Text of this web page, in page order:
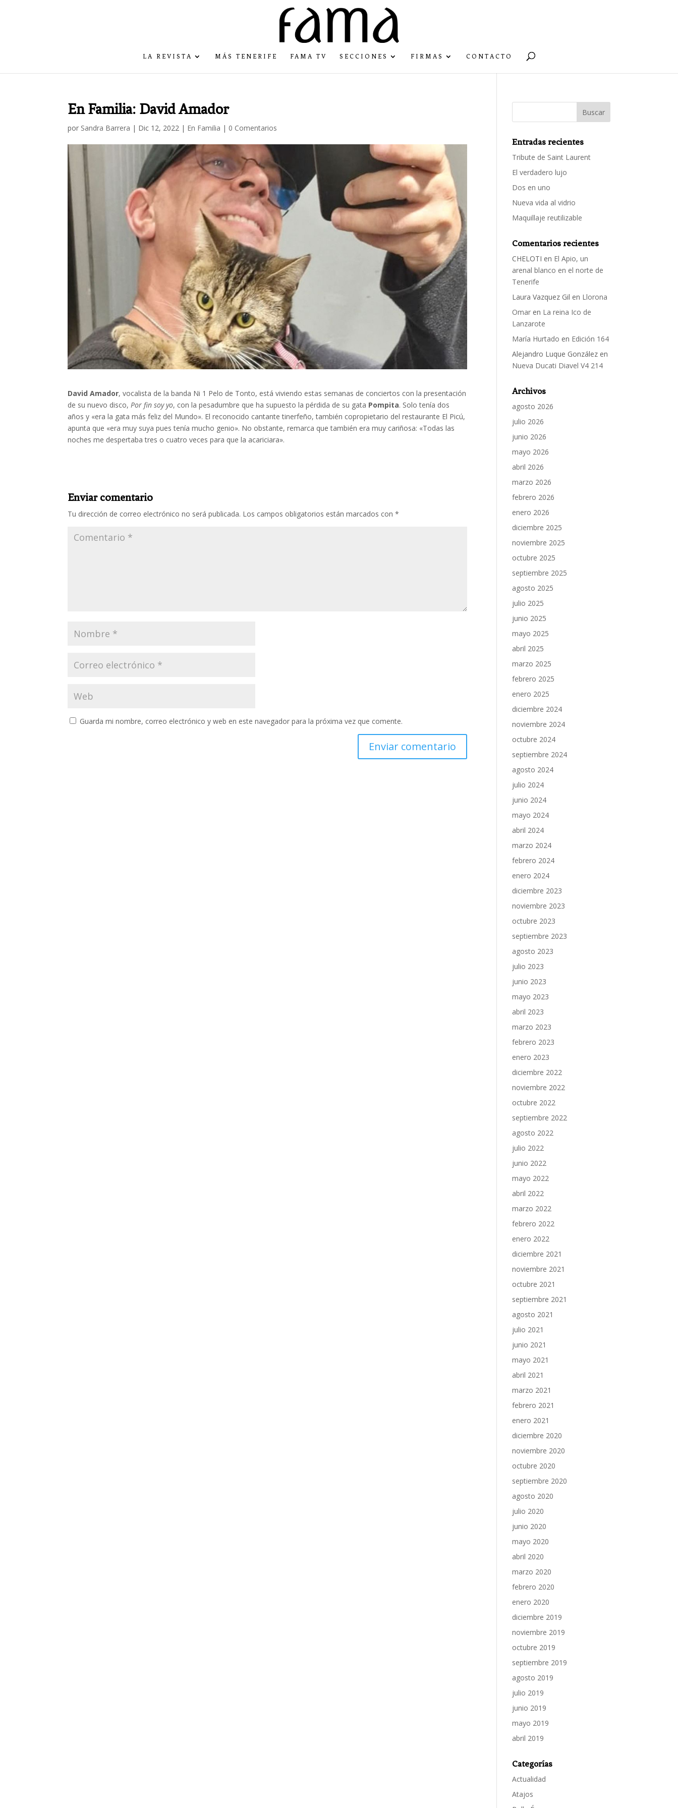
LA REVISTA MÁS TENERIFE FAMA TV SECCIONES FIRMAS CONTACTO
En Familia: David Amador
por Sandra Barrera | Dic 12, 2022 | En Familia | 0 Comentarios
David Amador, vocalista de la banda Ni 1 Pelo de Tonto, está viviendo estas semanas de conciertos con la presentación
de su nuevo disco,Por fin soy yo, con la pesadumbre que ha supuesto la pérdida de su gata Pompita. Solo tenía dos
años y «era la gata más feliz del Mundo». El reconocido cantante tinerfeño, también copropietario del restaurante El Picú,
apunta que «era muy suya pues tenía mucho genio». No obstante, remarca que también era muy cariñosa: «Todas las
noches me despertaba tres o cuatro veces para que la acariciara».
Enviar comentario
Tu dirección de correo electrónico no será publicada. Los campos obligatorios están marcados con*
Guarda mi nombre, correo electrónico y web en este navegador para la próxima vez que comente.
Entradas recientes
Tribute de Saint Laurent
El verdadero lujo
Dos en uno
Nueva vida al vidrio
Maquillaje reutilizable
Comentarios recientes
CHELOTI en El Apio, un
arenal blanco en el norte de
Tenerife
Laura Vazquez Gil en Llorona
Omar en La reina Ico de
Lanzarote
María Hurtado en Edición 164
Alejandro Luque González en
Nueva Ducati Diavel V4 214
Archivos
agosto 2026
julio 2026
junio 2026
mayo 2026
abril 2026
marzo 2026
febrero 2026
enero 2026
diciembre 2025
noviembre 2025
octubre 2025
septiembre 2025
agosto 2025
julio 2025
junio 2025
mayo 2025
abril 2025
marzo 2025
febrero 2025
enero 2025
diciembre 2024
noviembre 2024
octubre 2024
septiembre 2024
agosto 2024
julio 2024
junio 2024
mayo 2024
abril 2024
marzo 2024
febrero 2024
enero 2024
diciembre 2023
noviembre 2023
octubre 2023
septiembre 2023
agosto 2023
julio 2023
junio 2023
mayo 2023
abril 2023
marzo 2023
febrero 2023
enero 2023
diciembre 2022
noviembre 2022
octubre 2022
septiembre 2022
agosto 2022
julio 2022
junio 2022
mayo 2022
abril 2022
marzo 2022
febrero 2022
enero 2022
diciembre 2021
noviembre 2021
octubre 2021
septiembre 2021
agosto 2021
julio 2021
junio 2021
mayo 2021
abril 2021
marzo 2021
febrero 2021
enero 2021
diciembre 2020
noviembre 2020
octubre 2020
septiembre 2020
agosto 2020
julio 2020
junio 2020
mayo 2020
abril 2020
marzo 2020
febrero 2020
enero 2020
diciembre 2019
noviembre 2019
octubre 2019
septiembre 2019
agosto 2019
julio 2019
junio 2019
mayo 2019
abril 2019
Categorías
Actualidad
Atajos